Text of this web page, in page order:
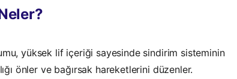
yüksek lif içeriği sayesinde sindirim sisteminin
önler ve bağırsak hareketlerini düzenler.